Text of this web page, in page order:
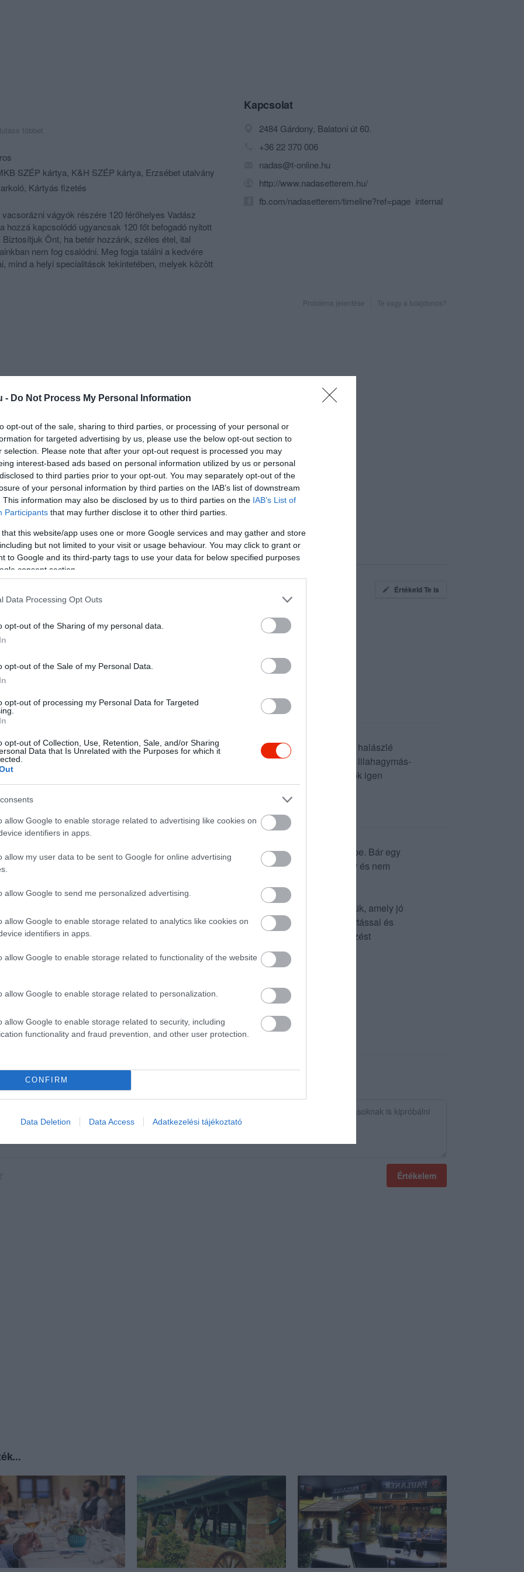
- Do Not Process My Personal Information
opt-out of the sale, sharing to third parties, or processing of your personal or
for targeted advertising by us, please use the below opt-out section to
selection. Please note that after your opt-out request is processed you may
interest-based ads based on personal information utilized by us or personal
to third parties prior to your opt-out. You may separately opt-out of the
of your personal information by third parties on the IAB’s list of downstream
This information may also be disclosed by us to third parties on the IAB’s List of
Participants that may further disclose it to other third parties.
that this website/app uses one or more Google services and may gather and store
but not limited to your visit or usage behaviour. You may click to grant or
to Google and its third-party tags to use your data for below specified purposes
consent section.
Data Processing Opt Outs
opt-out of the Sharing of my personal data.
opt-out of the Sale of my Personal Data.
opt-out of processing my Personal Data for Targeted
opt-out of Collection, Use, Retention, Sale, and/or Sharing
Data that Is Unrelated with the Purposes for which it
allow Google to enable storage related to advertising like cookies on
identifiers in apps.
allow my user data to be sent to Google for online advertising
allow Google to send me personalized advertising.
allow Google to enable storage related to analytics like cookies on
identifiers in apps.
allow Google to enable storage related to functionality of the website
allow Google to enable storage related to personalization.
allow Google to enable storage related to security, including
functionality and fraud prevention, and other user protection.
CONFIRM
Data Deletion Data Access Adatkezelési tájékoztató
többet
SZÉP kártya, K&H SZÉP kártya, Erzsébet utalvány
Kártyás fizetés
vacsorázni vágyók részére 120 férőhelyes Vadász
hozzá kapcsolódó ugyancsak 120 főt befogadó nyitott
Önt, ha betér hozzánk, széles étel, ital
nem fog csalódni. Meg fogja találni a kedvére
mind a helyi specialitások tekintetében, melyek között
a legkiemelkedőbbek.
alakítani.
Kapcsolat
2484 Gárdony, Balatoni út 60.
+36 22 370 006
nadas@t-online.hu
http://www.nadasetterem.hu/
fb.com/nadasetterem/timeline?ref=page_internal
Probléma jelentése Te vagy a tulajdonos?
Értékeld Te is
kellemes volt, a felszolgálók nagyon kedvesen és szakszerűen végezték dolgukat. A halászlé
tisztességes, de semmi extra. Viszont a füstölt sajttal és olivával töltött sertésborda lilahagymás-
nagyon finom volt, a túrós palacsinta meggymártással nemkülönben . Az adagok igen
Összességében nagyon kellemes benyomásunk volt a helyről.
az Árpád fürdőben töltött kellemes nap után, hazafelé menet térünk be az étterembe. Bár egy
tartottak azért még Mi is "befértünk". Szerencsére 2 nagy teremmel rendelkezi a hely és nem
és gyors volt, de átlagos. A kulminális élvezeteket mindketten Fácánlevessel kezdtük, amely jó
Párom, Lazacderék roston zöldségkörettel kért, Én pedig Cápa steak rákmártással és
buirgonyával kértem. Nem volt rossz, de nem nyaltam meg az újjaimat. Az étkezést
mindenkinek,
Értékelem